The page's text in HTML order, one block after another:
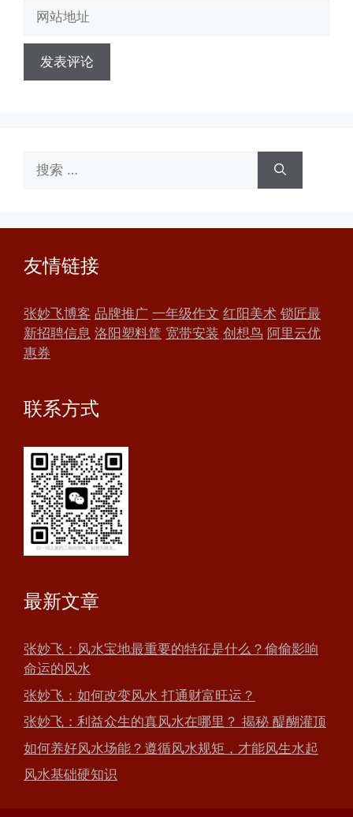
地
地
索：
友情链接
张妙飞博客 品牌推广 一年级作文 红阳美术 锁匠最
新招聘信息 洛阳塑料筐 宽带安装 创想鸟 阿里云优
惠券
联系方式
最新文章
张妙飞：风水宝地最重要的特征是什么？偷偷影响
命运的风水
张妙飞：如何改变风水 打通财富旺运？
张妙飞：利益众生的真风水在哪里？ 揭秘 醍醐灌顶
如何养好风水场能？遵循风水规矩，才能风生水起
风水基础硬知识